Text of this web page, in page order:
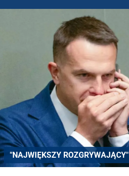
"NAJWIĘKSZY ROZGRYWAJĄCY"